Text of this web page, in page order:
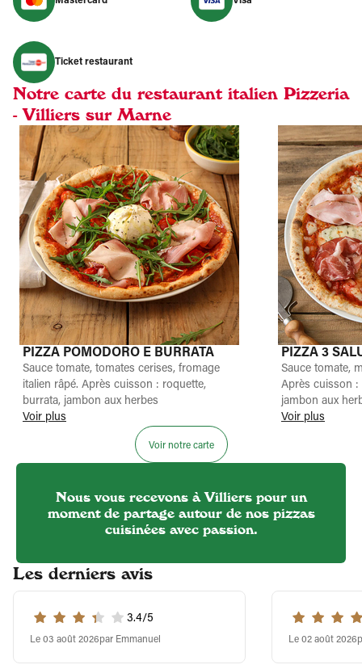
Ticket restaurant
Notre carte du restaurant italien Pizzeria
- Villiers sur Marne
PIZZA POMODORO E BURRATA
Sauce tomate, tomates cerises, fromage
italien râpé. Après cuisson : roquette,
burrata, jambon aux herbes
Voir plus
PIZZA 3
Sauce tomate,
Après cuisson :
jambon aux
Voir plus
Voir notre carte
Nous vous recevons à Villiers pour un
moment de partage autour de nos pizzas
cuisinées avec passion.
Les derniers avis
3.4/5
Le 03 août 2026par Emmanuel Le 02 août 2026